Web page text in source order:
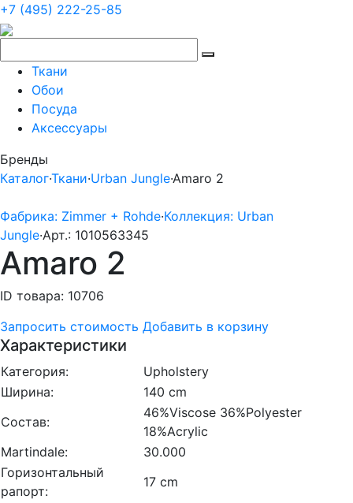
+7 (495) 222-25-85
Ткани
Обои
Посуда
Аксессуары
Бренды
Каталог·Ткани·Urban Jungle·Amaro 2
Фабрика: Zimmer + Rohde·Коллекция: Urban
Jungle·Арт.: 1010563345
Amaro 2
ID товара: 10706
Запросить стоимость Добавить в корзину
Характеристики
Категория:
Upholstery
Ширина:
140 cm
Состав:
46%Viscose 36%Polyester
18%Acrylic
Martindale:
30.000
Горизонтальный
рапорт:
17 cm